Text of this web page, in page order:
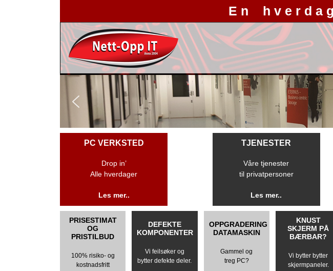
E n h v e r d
PC VERKSTED
Drop in’
Alle hverdager
Les mer..
TJENESTER
Våre tjenester
til privatpersoner
Les mer..
PRISESTIMAT
OG
PRISTILBUD
100% risiko- og
kostnadsfritt
DEFEKTE
KOMPONENTER
Vi feilsøker og
bytter defekte deler.
OPPGRADERING
DATAMASKIN
Gammel og
treg PC?
KNUST
SKJERM PÅ
BÆRBAR?
Vi bytter bytter
skjermpaneler.